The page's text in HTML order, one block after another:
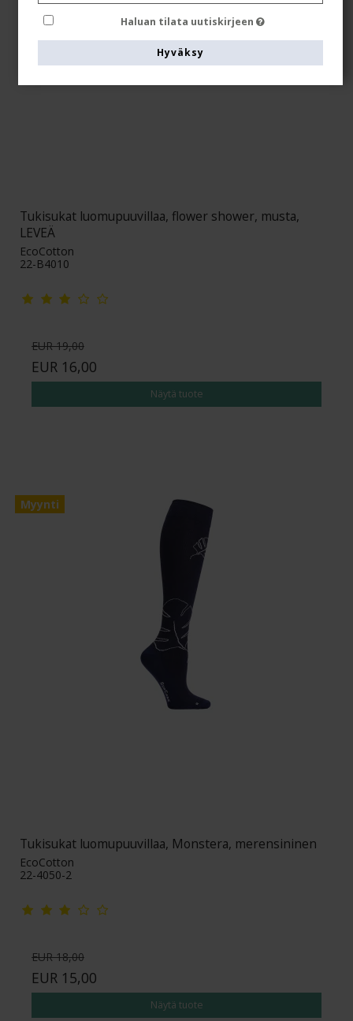
Tukisukat luomupuuvillaa, flower shower, musta,
LEVEÄ
EcoCotton
22-B4010
EUR 19,00
EUR 16,00
Näytä tuote
Myynti
Tukisukat luomupuuvillaa, Monstera, merensininen
EcoCotton
22-4050-2
EUR 18,00
EUR 15,00
Näytä tuote
Haluan tilata uutiskirjeen
Hyväksy